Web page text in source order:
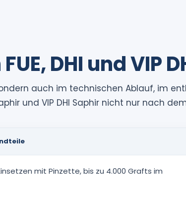
DHI und VIP
auch im technischen Ablauf, im
und VIP DHI Saphir nicht nur nach
mit Pinzette, bis zu 4.000 Grafts im